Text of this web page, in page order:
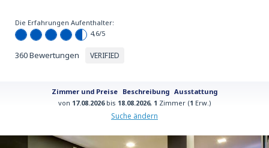
Die Erfahrungen Aufenthalter:
4,6/5
360 Bewertungen VERIFIED
Zimmer und Preise Beschreibung Ausstattung
von 17.08.2026bis 18.08.2026, 1 Zimmer (1 Erw.)
Suche ändern